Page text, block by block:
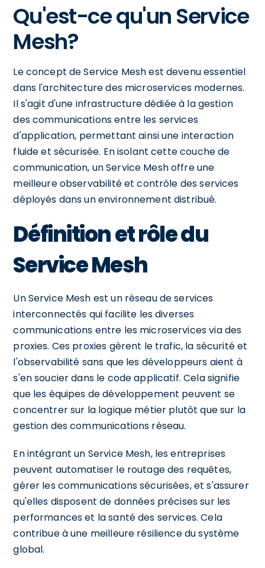
Qu'est-ce qu'un Service
Mesh?
Le concept de Service Mesh est devenu essentiel
dans l'architecture des microservices modernes.
Il s'agit d'une infrastructure dédiée à la gestion
des communications entre les services
d'application, permettant ainsi une interaction
fluide et sécurisée. En isolant cette couche de
communication, un Service Mesh offre une
meilleure observabilité et contrôle des services
déployés dans un environnement distribué.
Définition et rôle du
Service Mesh
Un Service Mesh est un réseau de services
interconnectés qui facilite les diverses
communications entre les microservices via des
proxies. Ces proxies gèrent le trafic, la sécurité et
l'observabilité sans que les développeurs aient à
s'en soucier dans le code applicatif. Cela signifie
que les équipes de développement peuvent se
concentrer sur la logique métier plutôt que sur la
gestion des communications réseau.
En intégrant un Service Mesh, les entreprises
peuvent automatiser le routage des requêtes,
gérer les communications sécurisées, et s'assurer
qu'elles disposent de données précises sur les
performances et la santé des services. Cela
contribue à une meilleure résilience du système
global.